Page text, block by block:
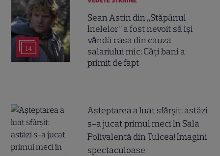
14
Sean Astin din „Stăpânul
Inelelor” a fost nevoit să își
vândă casa din cauza
salariului mic: Câți bani a
primit de fapt
Așteptarea a luat sfârșit: astăzi
s-a jucat primul meci în Sala
Polivalentă din Tulcea! Imagini
spectaculoase